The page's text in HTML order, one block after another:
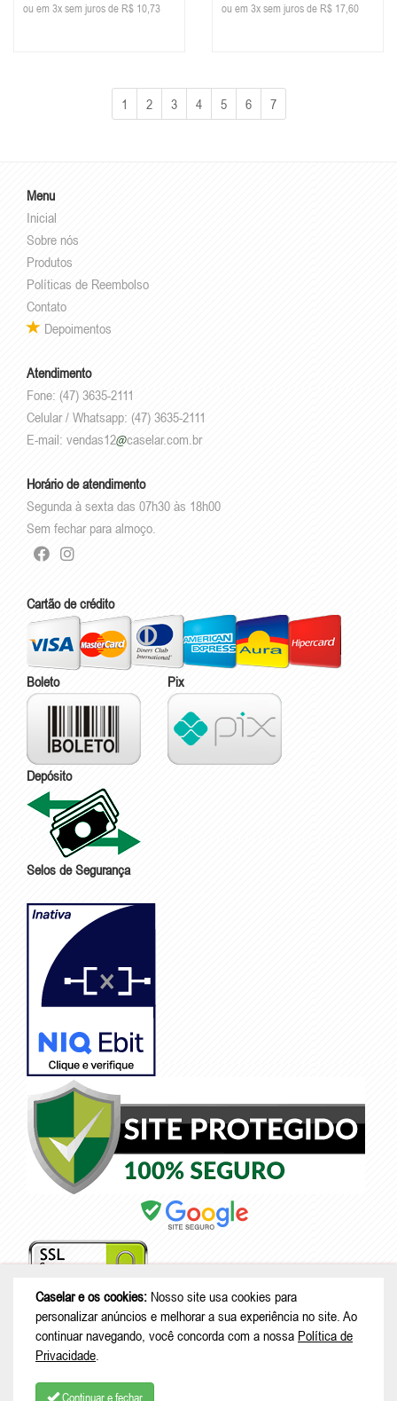
ou em 3x sem juros de R$ 10,73 ou em 3x sem juros de R$ 17,60
1 2 3 4 5 6 7
Menu
Inicial
Sobre nós
Produtos
Políticas de Reembolso
Contato
Depoimentos
Atendimento
Fone: (47) 3635-2111
Celular / Whatsapp: (47) 3635-2111
E-mail: vendas12 caselar.com.br
Horário de atendimento
Segunda à sexta das 07h30 às 18h00
Sem fechar para almoço.
Cartão de crédito
Boleto Pix
Depósito
Selos de Segurança
© Copyright 2026 - Caselar - CNPJ: 05.101.950/0001-26 |Rodovia
Deputado Genésio Tureck, 222 - Boehmerwald - São Bento do Sul - SC
Caselar e os cookies: Nosso site usa cookies para
personalizar anúncios e melhorar a sua experiência no site. Ao
continuar navegando, você concorda com a nossa Política de
Privacidade
Continuar e fechar